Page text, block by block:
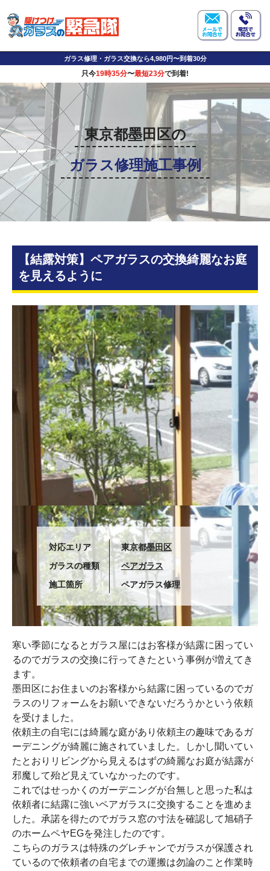
ガラス修理・ガラス交換なら4,980円〜到着30分
只今19時35分〜最短23分で到着!
東京都墨田区の
ガラス修理施工事例
【結露対策】ペアガラスの交換綺麗なお庭
を見えるように
対応エリア 東京都墨田区
ガラスの種類
ペアガラス
施工箇所
ペアガラス修理
寒い季節になるとガラス屋にはお客様が結露に困ってい
るのでガラスの交換に行ってきたという事例が増えてき
ます。
墨田区にお住まいのお客様から結露に困っているのでガ
ラスのリフォームをお願いできないだろうかという依頼
を受けました。
依頼主の自宅には綺麗な庭があり依頼主の趣味であるガ
ーデニングが綺麗に施されていました。しかし聞いてい
たとおりリビングから見えるはずの綺麗なお庭が結露が
邪魔して殆ど見えていなかったのです。
これではせっかくのガーデニングが台無しと思った私は
依頼者に結露に強いペアガラスに交換することを進めま
した。承諾を得たのでガラス窓の寸法を確認して旭硝子
のホームペヤEGを発注したのです。
こちらのガラスは特殊のグレチャンでガラスが保護され
ているので依頼者の自宅までの運搬は勿論のこと作業時